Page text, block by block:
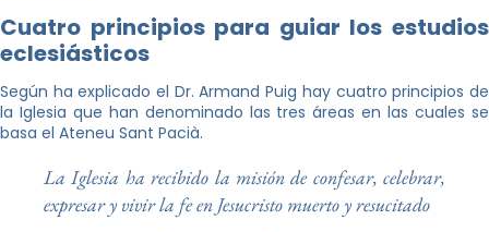
Cuatro principios para guiar los estudios
eclesiásticos
Según ha explicado el Dr. Armand Puig hay cuatro principios de
la Iglesia que han denominado las tres áreas en las cuales se
basa el Ateneu Sant Pacià.
La Iglesia ha recibido la misión de confesar, celebrar,
expresar y vivir la fe en Jesucristo muerto y resucitado